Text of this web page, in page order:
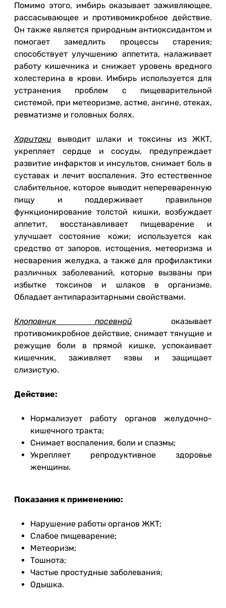
Помимо этого, имбирь оказывает заживляющее,
рассасывающее и противомикробное действие.
Он также является природным антиоксидантом и
помогает замедлить процессы старения;
способствует улучшению аппетита, налаживает
работу кишечника и снижает уровень вредного
холестерина в крови. Имбирь используется для
устранения проблем с пищеварительной
системой, при метеоризме, астме, ангине, отеках,
ревматизме и головных болях.
Харитаки выводит шлаки и токсины из ЖКТ,
укрепляет сердце и сосуды, предупреждает
развитие инфарктов и инсультов, снимает боль в
суставах и лечит воспаления. Это естественное
слабительное, которое выводит непереваренную
пищу и поддерживает правильное
функционирование толстой кишки, возбуждает
аппетит, восстанавливает пищеварение и
улучшает состояние кожи; используется как
средство от запоров, истощения, метеоризма и
несварения желудка, а также для профилактики
различных заболеваний, которые вызваны при
избытке токсинов и шлаков в организме.
Обладает антипаразитарными свойствами.
Клоповник посевной оказывает
противомикробное действие, снимает тянущие и
режущие боли в прямой кишке, успокаивает
кишечник, заживляет язвы и защищает
слизистую.
Действие:
Нормализует работу органов желудочно-
кишечного тракта;
Снимает воспаления, боли и спазмы;
Укрепляет репродуктивное здоровье
женщины.
Показания к применению:
Нарушение работы органов ЖКТ;
Слабое пищеварение;
Метеоризм;
Тошнота;
Частые простудные заболевания;
Одышка.